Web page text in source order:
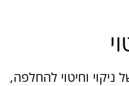
וחיטוי להחלפה,